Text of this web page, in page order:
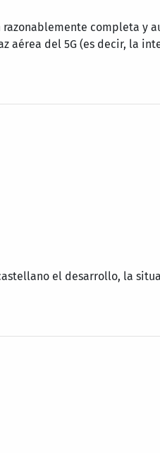
completa y
aérea del 5G (es decir, la
el desarrollo, la